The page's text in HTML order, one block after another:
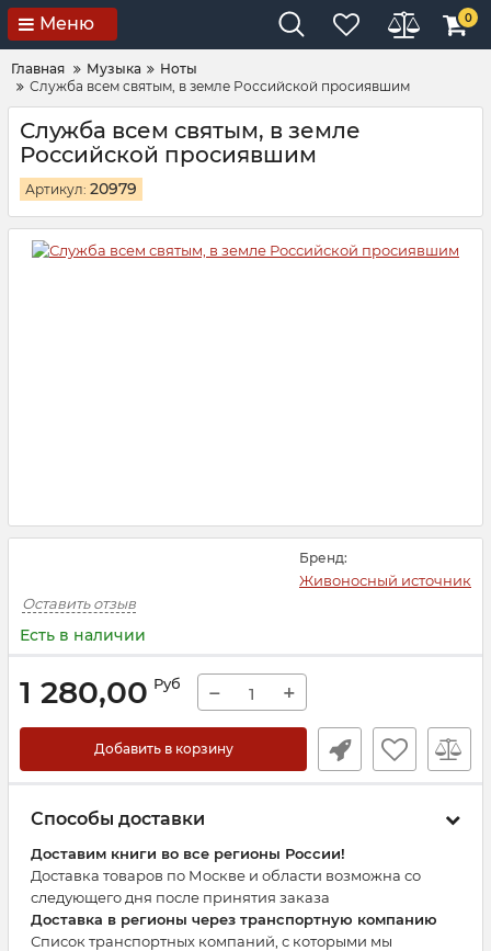
Меню 0
Главная Музыка
Ноты
Служба всем святым, в земле Российской просиявшим
Служба всем святым, в земле
Российской просиявшим
Артикул: 20979
Бренд:
Живоносный источник
Оставить отзыв
Есть в наличии
1 280,00 Руб − +
Добавить в корзину
Способы доставки
Доставим книги во все регионы России!
Доставка товаров по Москве и области возможна со
следующего дня после принятия заказа
Доставка в регионы через транспортную компанию
Список транспортных компаний, с которыми мы